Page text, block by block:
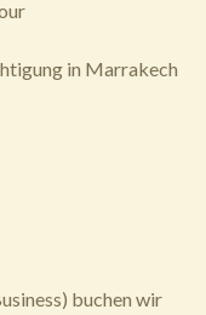
in Marrakech
buchen wir